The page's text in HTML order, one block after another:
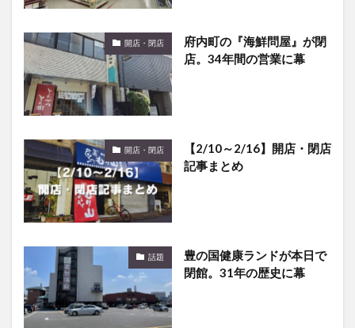
開店・閉店
府内町の『海鮮問屋』が閉
店。34年間の営業に幕
開店・閉店
【2/10～2/16】開店・閉店
記事まとめ
話題
豊の国健康ランドが本日で
閉館。31年の歴史に幕